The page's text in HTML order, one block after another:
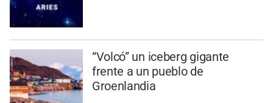
“Volcó” un iceberg gigante
frente a un pueblo de
Groenlandia